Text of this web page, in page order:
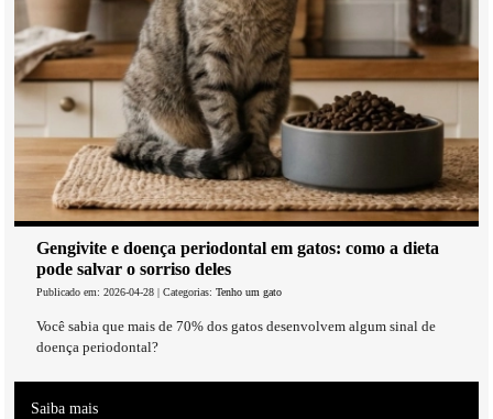
Gengivite e doença periodontal em gatos: como a dieta
pode salvar o sorriso deles
Publicado em: 2026-04-28 | Categorias:Tenho um gato
Você sabia que mais de 70% dos gatos desenvolvem algum sinal de
doença periodontal?
Saiba mais